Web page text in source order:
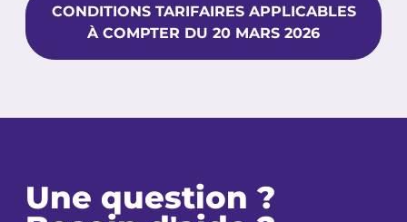
CONDITIONS TARIFAIRES APPLICABLES
À COMPTER DU 20 MARS 2026
Une question ?